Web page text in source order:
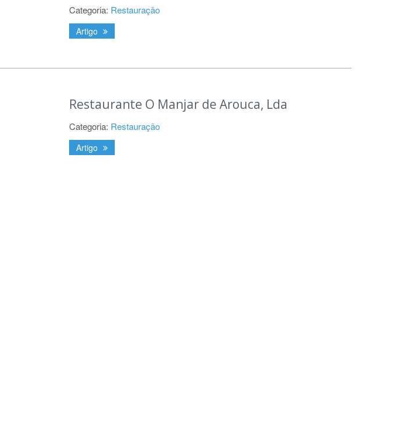
Categoria: Restauração
Artigo
Restaurante O Manjar de Arouca, Lda
Categoria: Restauração
Artigo